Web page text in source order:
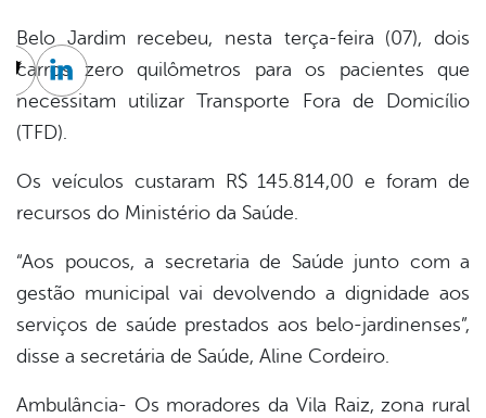
Belo Jardim recebeu, nesta terça-feira (07), dois
carros zero quilômetros para os pacientes que
necessitam utilizar Transporte Fora de Domicílio
(TFD).
Os veículos custaram R$ 145.814,00 e foram de
recursos do Ministério da Saúde.
“Aos poucos, a secretaria de Saúde junto com a
gestão municipal vai devolvendo a dignidade aos
serviços de saúde prestados aos belo-jardinenses”,
disse a secretária de Saúde, Aline Cordeiro.
Ambulância- Os moradores da Vila Raiz, zona rural
Twitter
Linkedin